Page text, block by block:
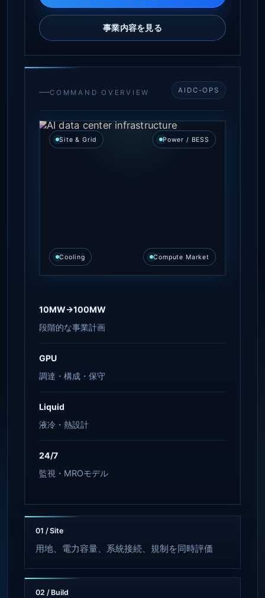
事業内容を見る
COMMAND OVERVIEW AIDC-OPS
Site & Grid Power / BESS
Cooling Compute Market
10MW→100MW
段階的な事業計画
GPU
調達・構成・保守
Liquid
液冷・熱設計
24/7
監視・MROモデル
01 / Site
用地、電力容量、系統接続、規制を同時評価
02 / Build